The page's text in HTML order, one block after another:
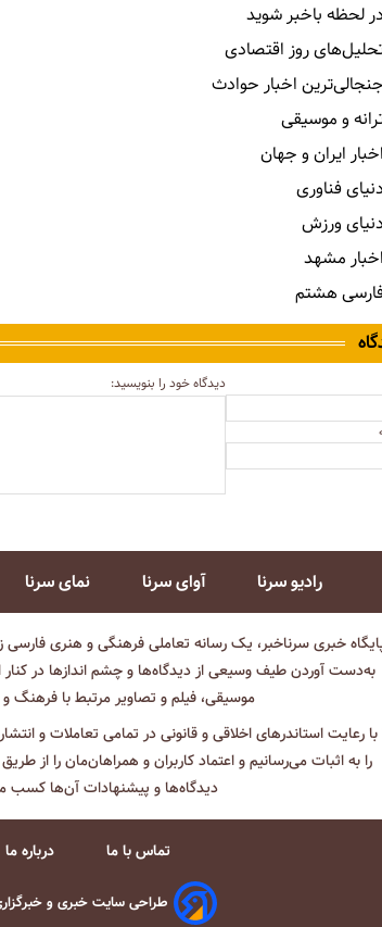
در لحظه باخبر شوید
روز اقتصادی
جنجالی‌ترین اخبار حوادث
و موسیقی
اخبار ایران و جهان
دنیای فناوری
دنیای ورزش
اخبار مشهد
هشتم
دیدگاه خود را بنویسید:
رادیو سرنا آوای سرنا نمای سرنا
خبری سرناخبر، یک رسانه تعاملی فرهنگی و هنری
به‌دست آوردن طیف وسیعی از دیدگاه‌ها و چشم انداز‌ها در کنار
موسیقی، فیلم و تصاویر مرتبط با فرهنگ
با رعایت استاندرهای اخلاقی و قانونی در تمامی تعاملات و
را به اثبات می‌رسانیم و اعتماد کاربران و همراهان‌مان را از
دیدگاه‌ها و پیشنهادات آن‌ها کسب
تماس با ما درباره ما
طراحی سایت خبری و